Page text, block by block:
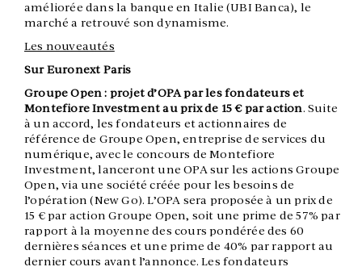
améliorée dans la banque en Italie (UBI Banca), le
marché a retrouvé son dynamisme.
Les nouveautés
Sur Euronext Paris
Groupe Open : projet d’OPA par les fondateurs et
Montefiore Investment au prix de 15 € par action. Suite
à un accord, les fondateurs et actionnaires de
référence de Groupe Open, entreprise de services du
numérique, avec le concours de Montefiore
Investment, lanceront une OPA sur les actions Groupe
Open, via une société créée pour les besoins de
l’opération (New Go). L’OPA sera proposée à un prix de
15 € par action Groupe Open, soit une prime de 57% par
rapport à la moyenne des cours pondérée des 60
dernières séances et une prime de 40% par rapport au
dernier cours avant l’annonce. Les fondateurs